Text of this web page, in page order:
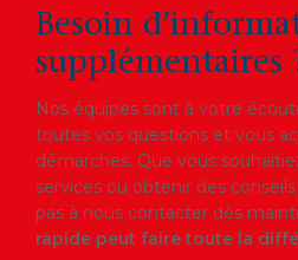
Besoin
supplémentaires
Nos équipes sont à votre
toutes vos questions et vous
démarches. Que vous
services ou obtenir des
pas à nous contacter dès
rapide peut faire toute la